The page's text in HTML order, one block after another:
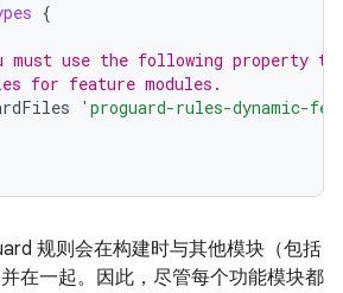
{
must use the following property
for feature modules.
'proguard-rules-dynamic-
规则会在构建时与其他模块（包括
在一起。因此，尽管每个功能模块都